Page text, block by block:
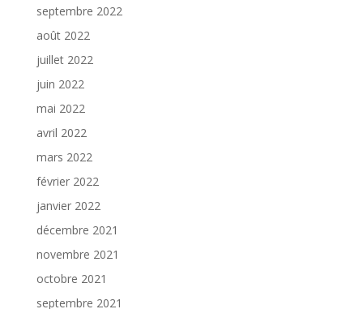
septembre 2022
août 2022
juillet 2022
juin 2022
mai 2022
avril 2022
mars 2022
février 2022
janvier 2022
décembre 2021
novembre 2021
octobre 2021
septembre 2021